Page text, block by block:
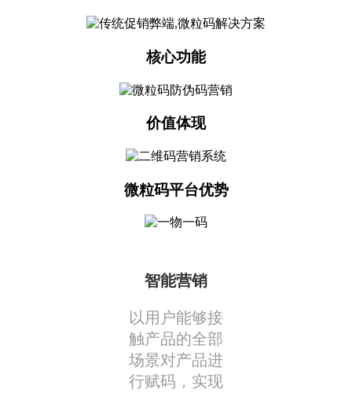
核心功能
价值体现
微粒码平台优势
智能营销
以用户能够接
触产品的全部
场景对产品进
行赋码，实现